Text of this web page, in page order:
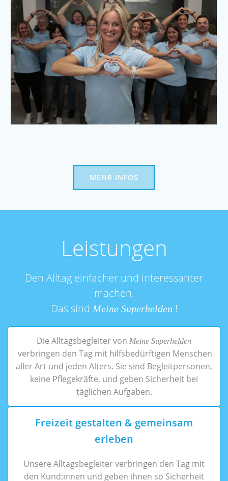
MEHR INFOS
Leistungen
Den Alltag einfacher und interessanter
machen.
Das sind Meine Superhelden !
Die Alltagsbegleiter von Meine Superhelden
verbringen den Tag mit hilfsbedürftigen Menschen
aller Art und jeden Alters. Sie sind Begleitpersonen,
keine Pflegekräfte, und geben Sicherheit bei
täglichen Aufgaben.
Freizeit gestalten & gemeinsam
erleben
Unsere Alltagsbegleiter verbringen den Tag mit
den Kund:innen und geben ihnen so Sicherheit